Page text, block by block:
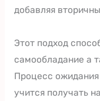
добавляя
Этот подход
самообладание а
Процесс ожидания
учится получать